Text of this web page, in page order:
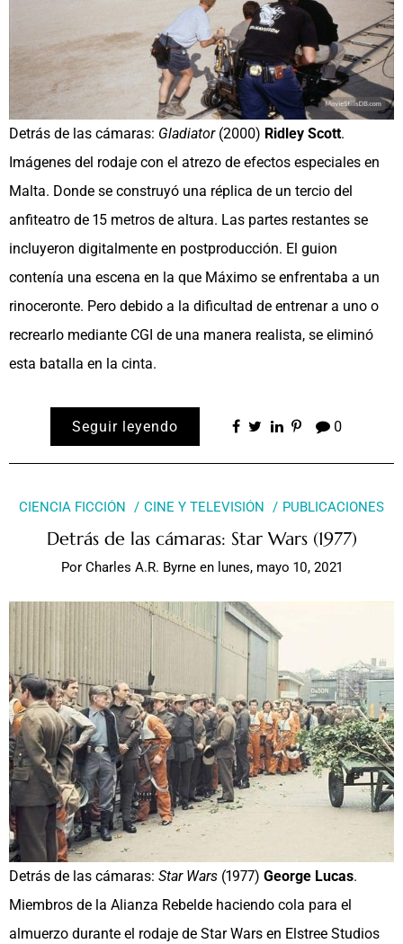
Detrás de las cámaras: Gladiator(2000) Ridley Scott.
Imágenes del rodaje con el atrezo de efectos especiales en
Malta. Donde se construyó una réplica de un tercio del
anfiteatro de 15 metros de altura. Las partes restantes se
incluyeron digitalmente en postproducción. El guion
contenía una escena en la que Máximo se enfrentaba a un
rinoceronte. Pero debido a la dificultad de entrenar a uno o
recrearlo mediante CGI de una manera realista, se eliminó
esta batalla en la cinta.
Seguir leyendo 0
CIENCIA FICCIÓN CINE Y TELEVISIÓN PUBLICACIONES
Detrás de las cámaras: Star Wars (1977)
Por Charles A.R. Byrne en lunes, mayo 10, 2021
Detrás de las cámaras: Star Wars (1977) George Lucas.
Miembros de la Alianza Rebelde haciendo cola para el
almuerzo durante el rodaje de Star Wars en Elstree Studios